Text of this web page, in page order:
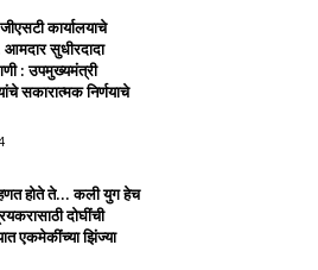
कार्यालयाचे
आमदार सुधीरदादा
: उपमुख्यमंत्री
सकारात्मक निर्णयाचे
होते ते... कली युग हेच
दोघींची
एकमेकींच्या झिंज्या